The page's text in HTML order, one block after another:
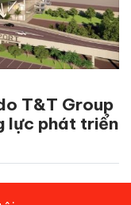
T&T Group
lực phát triển